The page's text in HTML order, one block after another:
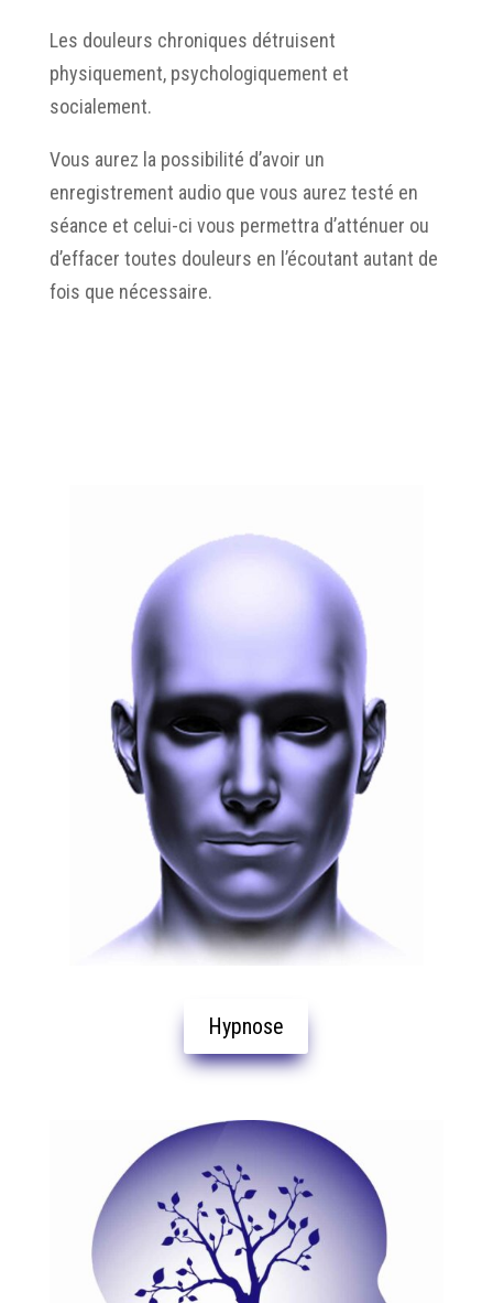
Les douleurs chroniques détruisent
physiquement, psychologiquement et
socialement.
Vous aurez la possibilité d’avoir un
enregistrement audio que vous aurez testé en
séance et celui-ci vous permettra d’atténuer ou
d’effacer toutes douleurs en l’écoutant autant de
fois que nécessaire.
Hypnose